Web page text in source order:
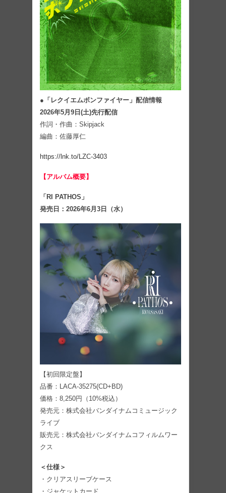
●「レクイエムボンファイヤー」配信情報
2026年5月9日(土)先行配信
作詞・作曲：Skipjack
編曲：佐藤厚仁
https://lnk.to/LZC-3403
【アルバム概要】
「RI PATHOS」
発売日：2026年6月3日（水）
【初回限定盤】
品番：LACA-35275(CD+BD)
価格：8,250円（10%税込）
発売元：株式会社バンダイナムコミュージック
ライブ
販売元：株式会社バンダイナムコフィルムワー
クス
＜仕様＞
・クリアスリーブケース
・ジャケットカード